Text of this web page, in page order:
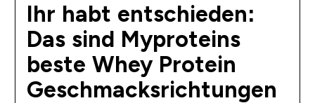
Ihr habt entschieden:
Das sind Myproteins
beste Whey Protein
Geschmacksrichtungen